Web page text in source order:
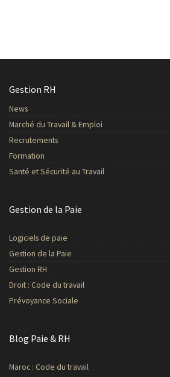
Gestion RH
News
Marché du Travail & Emploi
Recrutements
Formation
Santé et Sécurité au Travail
Gestion de la Paie
Logiciels de paie
Gestion de la Paie
Gestion RH
Droit : Code du travail
Prévoyance Sociale
Blog Paie & RH
Maroc : Code du travail